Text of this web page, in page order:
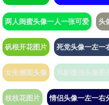
两人闺蜜头像一人一张可爱 头
矾根开花图片 死党头像一左一
女生侧面头像 风影微信头像图
枝枝花图片 情侣头像一左一右